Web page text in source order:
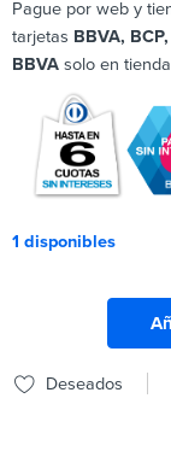
Pague por web y
tarjetas BBVA,
BBVA solo en
1 disponibles
Deseados